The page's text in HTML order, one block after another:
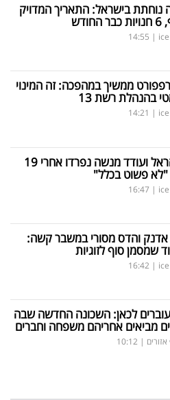
נוחתת בישראל: התאריך המדויק
|
14:55
ממשיך במהפכה: זה המינוי
בהנהלת רשת 13
|
14:21
עדן הראל ועודד מנשה נפרדו אחרי 19
פשוט בכלל"
|
16:47
והדס מסורי במשבר קשה:
שמסמן סוף לזוגיות
|
16:42
לכאן: השכונה החדשה שבה
מביאים אחריהם משפחה וחברים
|
10:12